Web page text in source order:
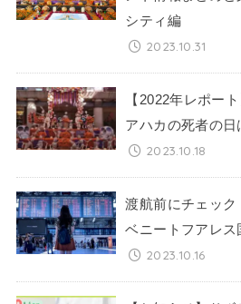
シティ編
2023.10.31
【2022年レポー
アハカの死者の日
2023.10.18
渡航前にチェッ
ベニートフアレス
2023.10.16